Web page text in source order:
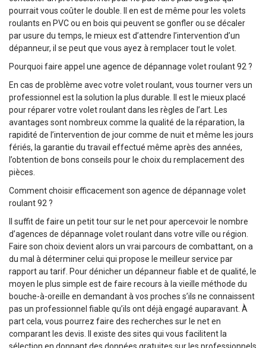
pourrait vous coûter le double. Il en est de même pour les volets
roulants en PVC ou en bois qui peuvent se gonfler ou se décaler
par usure du temps, le mieux est d’attendre l’intervention d’un
dépanneur, il se peut que vous ayez à remplacer tout le volet.
Pourquoi faire appel une agence de dépannage volet roulant 92 ?
En cas de problème avec votre volet roulant, vous tourner vers un
professionnel est la solution la plus durable. Il est le mieux placé
pour réparer votre volet roulant dans les règles de l’art. Les
avantages sont nombreux comme la qualité de la réparation, la
rapidité de l’intervention de jour comme de nuit et même les jours
fériés, la garantie du travail effectué même après des années,
l’obtention de bons conseils pour le choix du remplacement des
pièces.
Comment choisir efficacement son agence de dépannage volet
roulant 92 ?
Il suffit de faire un petit tour sur le net pour apercevoir le nombre
d’agences de dépannage volet roulant dans votre ville ou région.
Faire son choix devient alors un vrai parcours de combattant, on a
du mal à déterminer celui qui propose le meilleur service par
rapport au tarif. Pour dénicher un dépanneur fiable et de qualité, le
moyen le plus simple est de faire recours à la vieille méthode du
bouche-à-oreille en demandant à vos proches s’ils ne connaissent
pas un professionnel fiable qu’ils ont déjà engagé auparavant. À
part cela, vous pourrez faire des recherches sur le net en
comparant les devis. Il existe des sites qui vous facilitent la
sélection en donnant des données gratuites sur les professionnels